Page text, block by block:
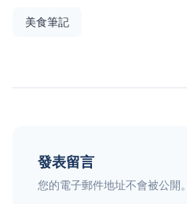
美食筆記
發表留言
您的電子郵件地址不會被公開